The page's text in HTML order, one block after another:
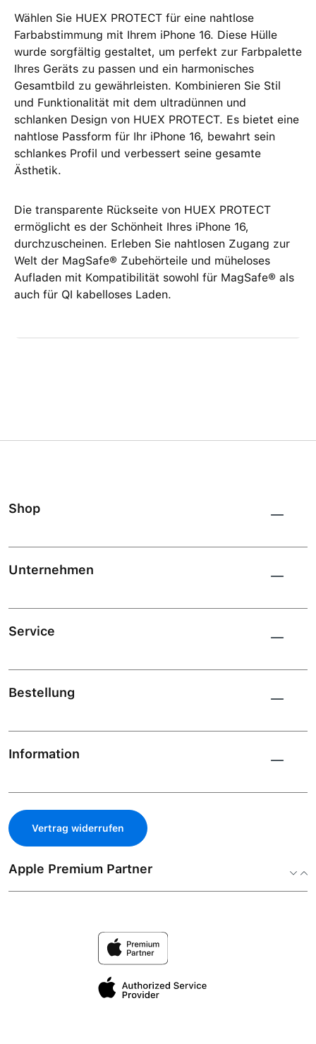
Wählen Sie HUEX PROTECT für eine nahtlose
Farbabstimmung mit Ihrem iPhone 16. Diese Hülle
wurde sorgfältig gestaltet, um perfekt zur Farbpalette
Ihres Geräts zu passen und ein harmonisches
Gesamtbild zu gewährleisten. Kombinieren Sie Stil
und Funktionalität mit dem ultradünnen und
schlanken Design von HUEX PROTECT. Es bietet eine
nahtlose Passform für Ihr iPhone 16, bewahrt sein
schlankes Profil und verbessert seine gesamte
Ästhetik.
Die transparente Rückseite von HUEX PROTECT
ermöglicht es der Schönheit Ihres iPhone 16,
durchzuscheinen. Erleben Sie nahtlosen Zugang zur
Welt der MagSafe® Zubehörteile und müheloses
Aufladen mit Kompatibilität sowohl für MagSafe® als
auch für QI kabelloses Laden.
Shop
Unternehmen
Service
Bestellung
Information
Vertrag widerrufen
Apple Premium Partner